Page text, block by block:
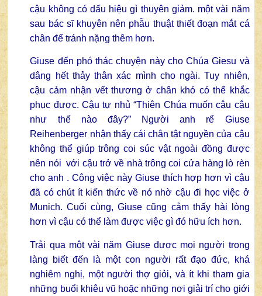
cậu không có dấu hiệu gì thuyên giảm. một vài năm
sau bác sĩ khuyên nên phẫu thuật thiết đoạn mắt cá
chân để tránh nặng thêm hơn.
Giuse đến phó thác chuyện này cho Chúa Giesu và
dâng hết thảy thân xác mình cho ngài. Tuy nhiên,
cậu cảm nhận vết thương ở chân khó có thể khắc
phục được. Cậu tự nhủ “Thiên Chúa muốn cậu cậu
như thế nào đây?” Người anh rể Giuse
Reihenberger nhận thấy cái chân tật nguyền của cậu
không thể giúp trông coi súc vật ngoài đồng được
nên nói với cậu trở về nhà trông coi cửa hàng lò rèn
cho anh . Công việc này Giuse thích hợp hơn vì cậu
đã có chút ít kiến thức về nó nhờ cậu đi học việc ở
Munich. Cuối cùng, Giuse cũng cảm thấy hài lòng
hơn vì cậu có thể làm được việc gì đó hữu ích hơn.
Trải qua một vài năm Giuse được mọi người trong
làng biết đến là một con người rất đạo đức, khá
nghiêm nghị, một người thợ giỏi, và ít khi tham gia
những buổi khiêu vũ hoặc những nơi giải trí cho giới